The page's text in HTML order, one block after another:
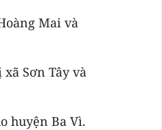
Mai và
Sơn Tây và
huyện Ba Vì.